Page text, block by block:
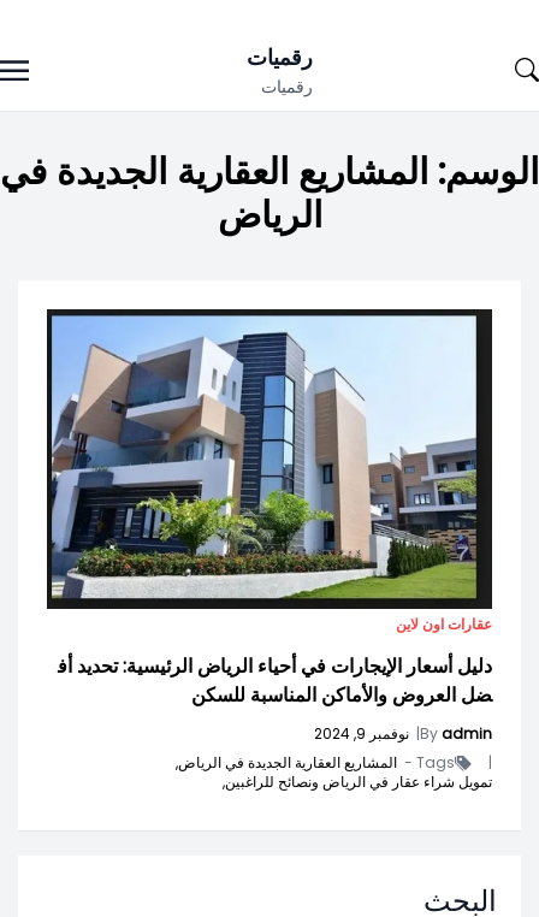
to
رقميات
رقميات
الوسم: المشاريع العقارية الجديدة في
الرياض
عقارات اون لاين
دليل أسعار الإيجارات في أحياء الرياض الرئيسية: تحديد أف
ضل العروض والأماكن المناسبة للسكن
Byadmin
| نوفمبر 9, 2024
|
Tags -
المشاريع العقارية الجديدة في الرياض,
تمويل شراء عقار في الرياض ونصائح للراغبين,
البحث